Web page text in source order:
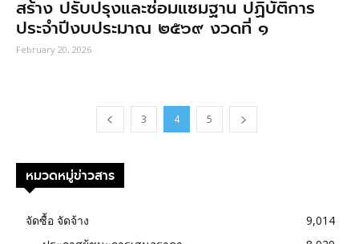
สร้าง ปรับปรุงและซ่อมแซมฐาน ปฏิบัติการ
ประจําปีงบประมาณ ๒๕๖๙ งวดที่ ๑
February 20, 2026
3 4 5
หมวดหมู่ข่าวสาร
จัดซื้อ จัดจ้าง
9,014